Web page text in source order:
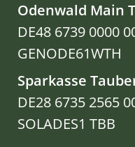
Odenwald Main
DE48 6739 0000
GENODE61WTH
Sparkasse
DE28 6735 2565
SOLADES1 TBB